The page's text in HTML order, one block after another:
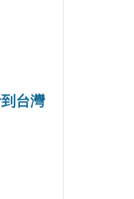
台灣